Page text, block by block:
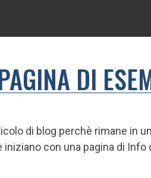
DI
di blog perchè rimane in
con una pagina di